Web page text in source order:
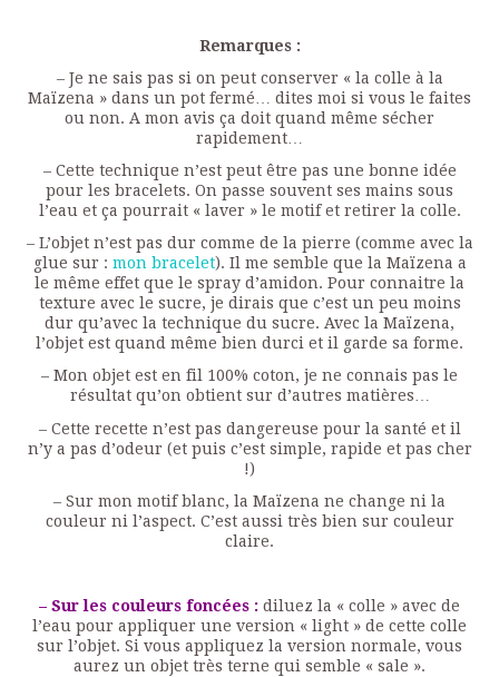
Remarques :
– Je ne sais pas si on peut conserver « la colle à la
Maïzena » dans un pot fermé… dites moi si vous le faites
ou non. A mon avis ça doit quand même sécher
rapidement…
– Cette technique n’est peut être pas une bonne idée
pour les bracelets. On passe souvent ses mains sous
l’eau et ça pourrait « laver » le motif et retirer la colle.
– L’objet n’est pas dur comme de la pierre (comme avec la
glue sur : mon bracelet). Il me semble que la Maïzena a
le même effet que le spray d’amidon. Pour connaitre la
texture avec le sucre, je dirais que c’est un peu moins
dur qu’avec la technique du sucre. Avec la Maïzena,
l’objet est quand même bien durci et il garde sa forme.
– Mon objet est en fil 100% coton, je ne connais pas le
résultat qu’on obtient sur d’autres matières…
– Cette recette n’est pas dangereuse pour la santé et il
n’y a pas d’odeur (et puis c’est simple, rapide et pas cher
!)
– Sur mon motif blanc, la Maïzena ne change ni la
couleur ni l’aspect. C’est aussi très bien sur couleur
claire.
– Sur les couleurs foncées : diluez la « colle » avec de
l’eau pour appliquer une version « light » de cette colle
sur l’objet. Si vous appliquez la version normale, vous
aurez un objet très terne qui semble « sale ».